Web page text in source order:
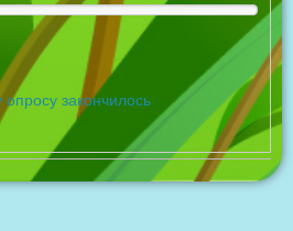
закончилось